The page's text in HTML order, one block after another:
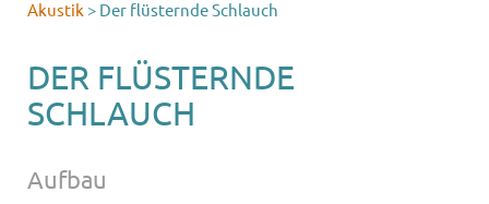
Akustik > Der flüsternde Schlauch
DER FLÜSTERNDE
SCHLAUCH
Aufbau